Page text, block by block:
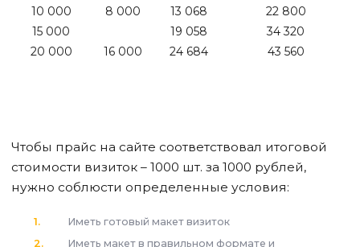
10 000
8 000 13 068
22 800
15 000
19 058
34 320
20 000
16 000 24 684 43 560
Чтобы прайс на сайте соответствовал итоговой
стоимости визиток – 1000 шт. за 1000 рублей,
нужно соблюсти определенные условия:
Иметь готовый макет визиток
Иметь макет в правильном формате и